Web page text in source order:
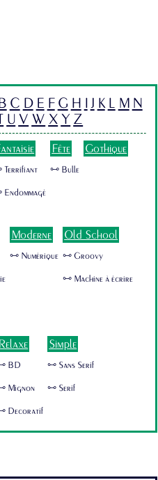
C D E F G H I J K L M N
U V W X Y Z
Fête
🜺 Bulle
Gothique
Moderne
🜺 Numérique
Old School
🜺 Groovy
🜺 Machine à écrire
Relaxe
BD
Mignon
Decoratif
Simple
🜺 Sans Serif
🜺 Serif